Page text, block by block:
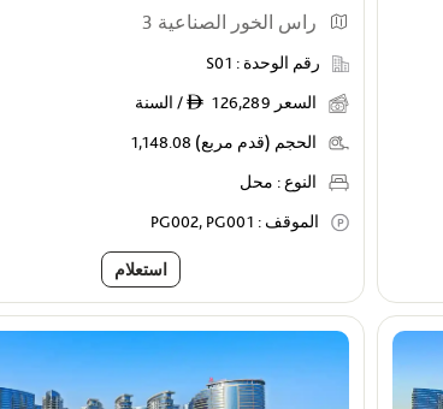
راس الخور الصناعية 3
رقم الوحدة : S01
السعر ê 126,289 / السنة
الحجم (قدم مربع) 1,148.08
النوع : محل
الموقف : PG002, PG001
استعلام